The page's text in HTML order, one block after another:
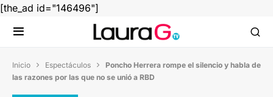
[the_ad id="146496"]
Inicio  Espectáculos  Poncho Herrera rompe el silencio y habla de
las razones por las que no se unió a RBD